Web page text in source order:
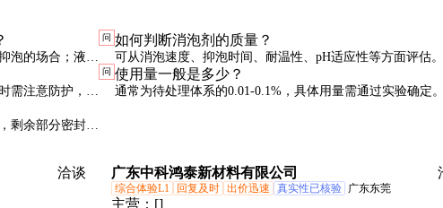
泡的场合；液体
应用场景决定。
问 如何判断消泡剂的质量？
可从消泡速度、抑泡时间、耐温性、pH适应性等方面评估。
进行小试，观察在实际体系中的表现。
需注意防护，避
问 使用量一般是多少？
通常为待处理体系的0.01-0.1%，具体用量需通过实验确定。
剩余部分密封保
洽谈 广东中科鸿泰新材料有限公司
综合体验L1 回复及时 出价迅速 真实性已核验 广东东莞
主营： []